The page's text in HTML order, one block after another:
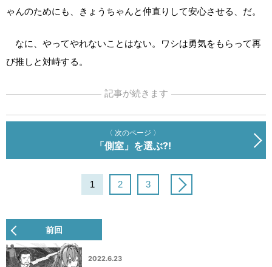
ゃんのためにも、きょうちゃんと仲直りして安心させる、だ。
なに、やってやれないことはない。ワシは勇気をもらって再
び推しと対峙する。
記事が続きます
〈 次のページ 〉
「側室」を選ぶ?!
1 2 3
前回
2022.6.23